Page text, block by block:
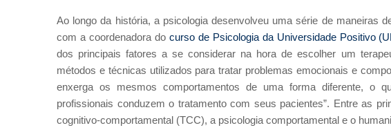
Ao longo da história, a psicologia desenvolveu uma série de maneiras
com a coordenadora do curso de Psicologia da Universidade Positivo
dos principais fatores a se considerar na hora de escolher um
métodos e técnicas utilizados para tratar problemas emocionais e
enxerga os mesmos comportamentos de uma forma diferente, o
profissionais conduzem o tratamento com seus pacientes”. Entre as
cognitivo-comportamental (TCC), a psicologia comportamental e o